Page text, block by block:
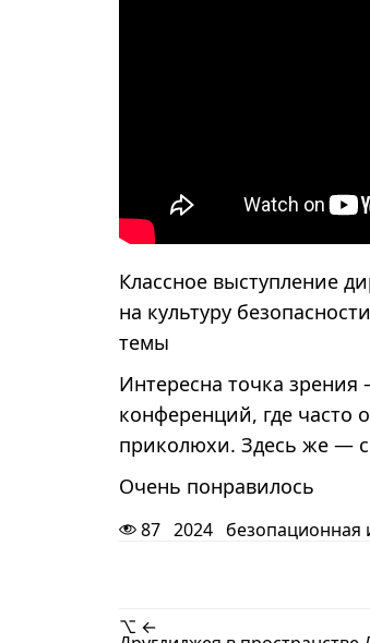
Классное выступление
на культуру
темы
Интересна точка
конференций, где часто
приколюхи. Здесь же —
Очень понравилось
87 2024 безопационная
⌥ ←